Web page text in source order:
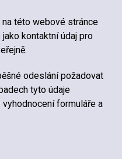
této webové stránce
kontaktní údaj pro
odeslání požadovat
tyto údaje
formuláře a